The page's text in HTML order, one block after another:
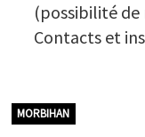
(possibilité de
Contacts et
MORBIHAN